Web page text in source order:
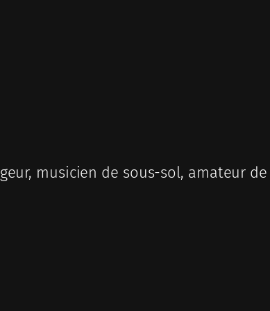
musicien de sous-sol, amateur